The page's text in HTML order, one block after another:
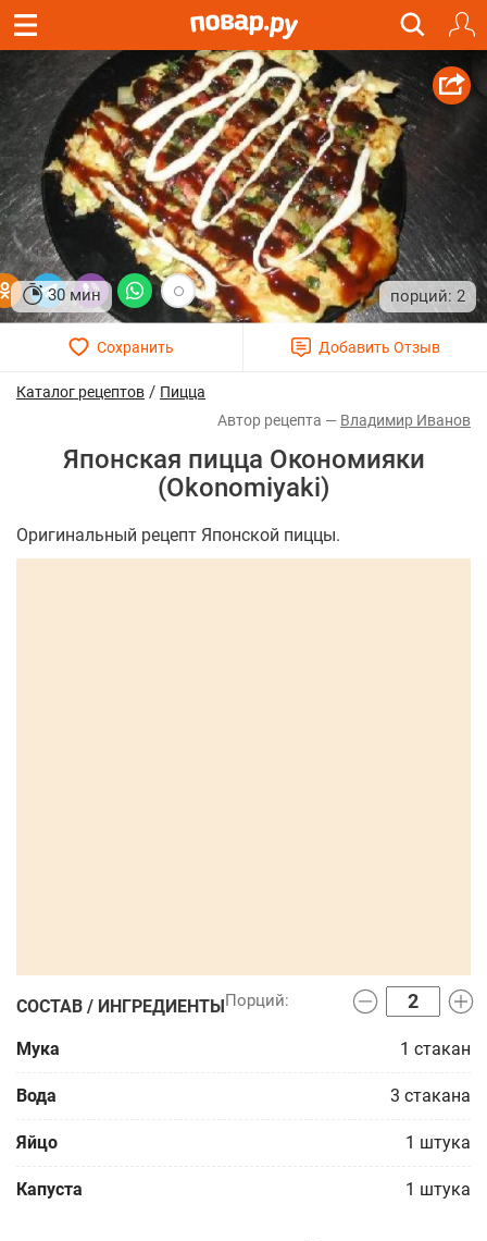
30 мин 2
Каталог рецептов / Пицца
Владимир Иванов
Японская пицца Окономияки
(Okonomiyaki)
Оригинальный рецепт Японской пиццы.
СОСТАВ / ИНГРЕДИЕНТЫ
Мука 1 стакан
Вода 3 стакана
Яйцо 1 штука
Капуста 1 штука